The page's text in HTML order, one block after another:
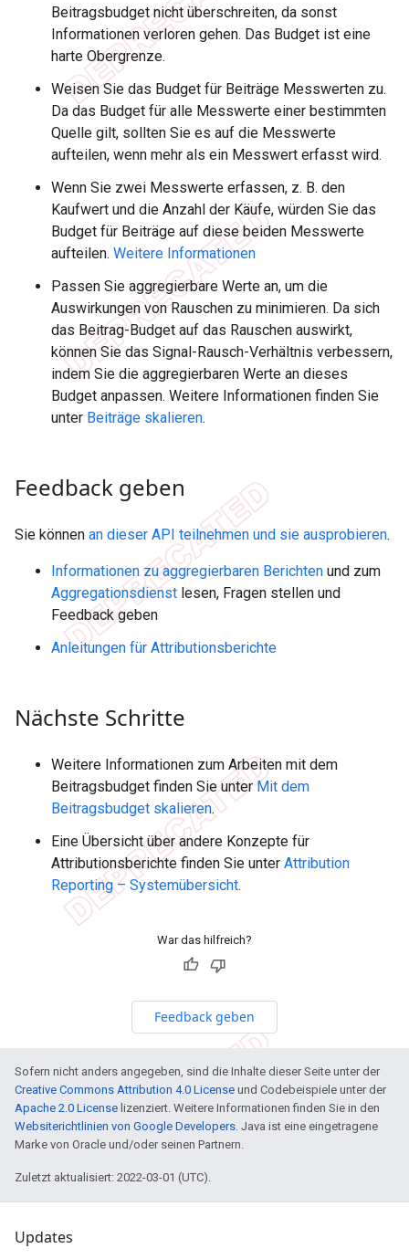
Beitragsbudget nicht überschreiten, da sonst
Informationen verloren gehen. Das Budget ist eine
harte Obergrenze.
Weisen Sie das Budget für Beiträge Messwerten zu.
Da das Budget für alle Messwerte einer bestimmten
Quelle gilt, sollten Sie es auf die Messwerte
aufteilen, wenn mehr als ein Messwert erfasst wird.
Wenn Sie zwei Messwerte erfassen, z. B. den
Kaufwert und die Anzahl der Käufe, würden Sie das
Budget für Beiträge auf diese beiden Messwerte
aufteilen. Weitere Informationen
Passen Sie aggregierbare Werte an, um die
Auswirkungen von Rauschen zu minimieren. Da sich
das Beitrag-Budget auf das Rauschen auswirkt,
können Sie das Signal-Rausch-Verhältnis verbessern,
indem Sie die aggregierbaren Werte an dieses
Budget anpassen. Weitere Informationen finden Sie
unter Beiträge skalieren.
Feedback geben
Sie können an dieser API teilnehmen und sie ausprobieren.
Informationen zu aggregierbaren Berichten und zum
Aggregationsdienst lesen, Fragen stellen und
Feedback geben
Anleitungen für Attributionsberichte
Nächste Schritte
Weitere Informationen zum Arbeiten mit dem
Beitragsbudget finden Sie unterMit dem
Beitragsbudget skalieren.
Eine Übersicht über andere Konzepte für
Attributionsberichte finden Sie unter Attribution
Reporting – Systemübersicht.
War das hilfreich?
Feedback geben
Sofern nicht anders angegeben, sind die Inhalte dieser Seite unter der
Creative Commons Attribution 4.0 License und Codebeispiele unter der
Apache 2.0 License lizenziert. Weitere Informationen finden Sie in den
Websiterichtlinien von Google Developers . Java ist eine eingetragene
Marke von Oracle und/oder seinen Partnern.
Zuletzt aktualisiert: 2022-03-01 (UTC).
Updates